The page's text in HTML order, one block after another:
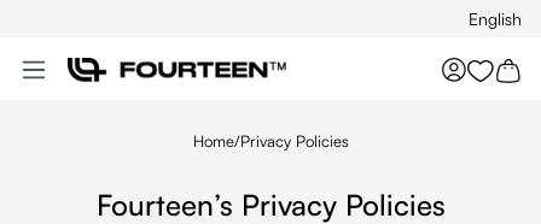
English
You
Home/Privacy Policies
Fourteen’s Privacy Policies